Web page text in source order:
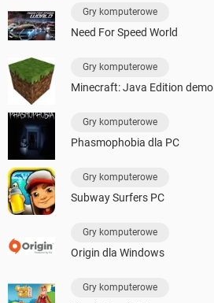
Gry komputerowe
Need For Speed World
Gry komputerowe
Minecraft: Java Edition
Gry komputerowe
Phasmophobia dla PC
Gry komputerowe
Subway Surfers PC
Gry komputerowe
Origin dla Windows
Gry komputerowe